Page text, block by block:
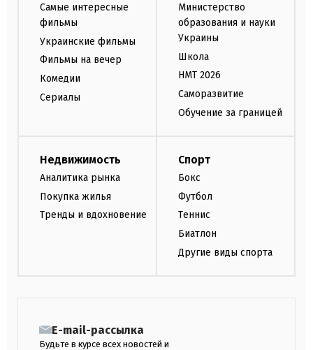
Самые интересные
фильмы
Украинские фильмы
Фильмы на вечер
Комедии
Сериалы
Министерство
образования и науки
Украины
Школа
НМТ 2026
Саморазвитие
Обучение за границей
Недвижимость
Аналитика рынка
Покупка жилья
Тренды и вдохновение
Спорт
Бокс
Футбол
Теннис
Биатлон
Другие виды спорта
E-mail-рассылка
Будьте в курсе всех новостей и